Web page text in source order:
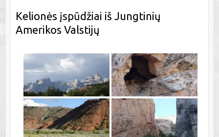
Kelionės įspūdžiai iš Jungtinių
Amerikos Valstijų